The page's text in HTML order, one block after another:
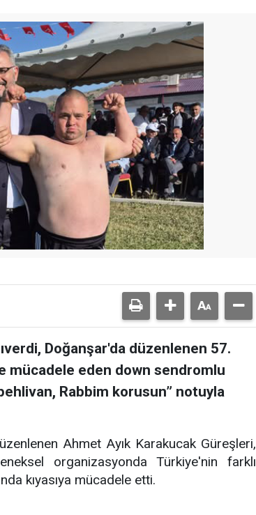
Doğanşar'da düzenlenen 57.
mücadele eden down sendromlu
Rabbim korusun” notuyla
Ahmet Ayık Karakucak Güreşleri,
organizasyonda Türkiye'nin farklı
kıyasıya mücadele etti.